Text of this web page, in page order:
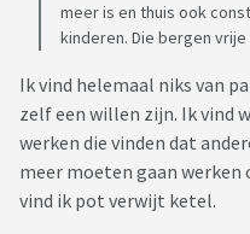
meer is en thuis ook
kinderen. Die bergen
Ik vind helemaal niks van
zelf een willen zijn. Ik vind
werken die vinden dat
meer moeten gaan werken
vind ik pot verwijt ketel.